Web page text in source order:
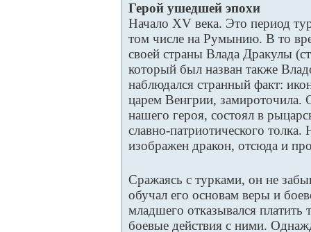
Герой ушедшей эпохи
Начало XV века. Это период
том числе на Румынию. В то
своей страны Влада Дракулы
который был назван также
наблюдался странный факт:
царем Венгрии, замироточила.
нашего героя, состоял в
славно-патриотического
изображен дракон, отсюда и
Сражаясь с турками, он не
обучал его основам веры и
младшего отказывался платить
боевые действия с ними.